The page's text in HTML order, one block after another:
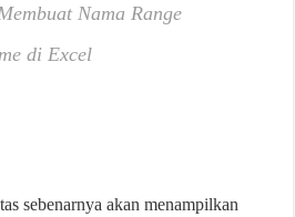
Nama Range
di Excel
sebenarnya akan menampilkan